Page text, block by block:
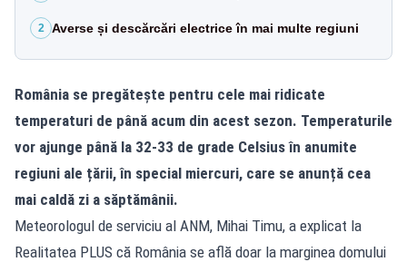
2 Averse și descărcări electrice în mai multe regiuni
România se pregătește pentru cele mai ridicate
temperaturi de până acum din acest sezon. Temperaturile
vor ajunge până la 32-33 de grade Celsius în anumite
regiuni ale țării, în special miercuri, care se anunță cea
mai caldă zi a săptămânii.
Meteorologul de serviciu al ANM, Mihai Timu, a explicat la
Realitatea PLUS că România se află doar la marginea domului